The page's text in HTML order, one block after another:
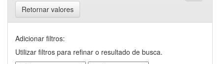
Retornar valores
Adicionar filtros:
Utilizar filtros para refinar o resultado de busca.